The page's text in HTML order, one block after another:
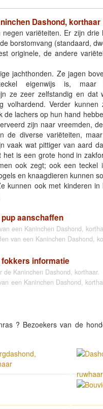
Dashond, korthaar
variëteiten. Er zijn
borstomvang (standaard,
originele, de andere
jachthonden. Ze jagen
eigenwijs is,
ze zeer zelfstandig en
volhardend. Verder
de lachers op hun hand
zijn naar vreemden,
de diverse variëteiten,
vaak wat pittiger van aard
is een grote hond in
ook zegt; ook een
en knaagdieren kunnen
kunnen ook met kinderen
aanschaffen
een Kaninchen Dashond,
van een Kaninchen Dashond,
informatie
Kaninchen Dashond, korthaar.
een Kaninchen Dashond,
? Bezoekers van de
ruwhaar